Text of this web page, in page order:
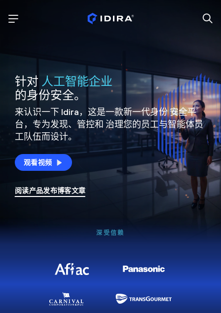
针对 人工智能企业
的身份安全。
来认识一下 Idira，这是一款新一代身份安全平
台，专为发现、管控和 治理您的员工与智能体员
工队伍而设计。
观看视频
阅读产品发布博客文章
深受信赖